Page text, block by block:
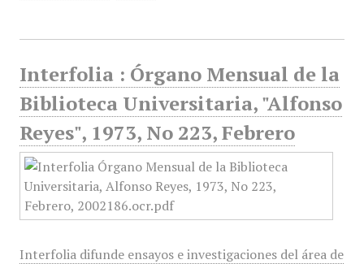
Interfolia : Órgano Mensual de la
Biblioteca Universitaria, "Alfonso
Reyes", 1973, No 223, Febrero
Interfolia difunde ensayos e investigaciones del área de